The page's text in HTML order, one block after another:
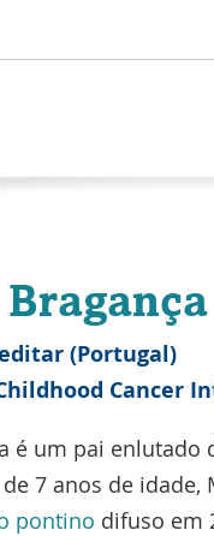
(Portugal)
Cancer
é um pai enlutado
7 anos de idade,
pontino difuso em